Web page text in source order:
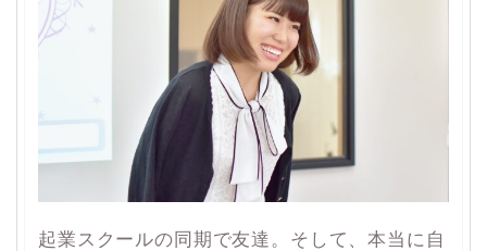
起業スクールの同期で友達。そして、本当に自